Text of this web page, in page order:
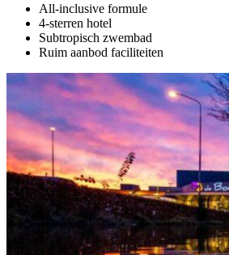
All-inclusive formule
4-sterren hotel
Subtropisch zwembad
Ruim aanbod faciliteiten